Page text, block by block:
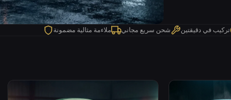
ملاءمة مثالية مضمونة شحن سريع مجاني تركيب في دقيقتين